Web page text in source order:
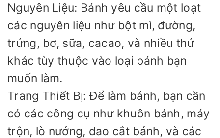
Nguyên Liệu: Bánh yêu cầu một loạt
các nguyên liệu như bột mì, đường,
trứng, bơ, sữa, cacao, và nhiều thứ
khác tùy thuộc vào loại bánh bạn
muốn làm.
Trang Thiết Bị: Để làm bánh, bạn cần
có các công cụ như khuôn bánh, máy
trộn, lò nướng, dao cắt bánh, và các